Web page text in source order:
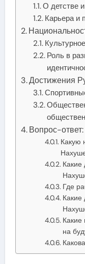
О детстве
Карьера и
Роль в
Достижения
Вопрос-ответ:
Какую
Какие
Где
Какие
на